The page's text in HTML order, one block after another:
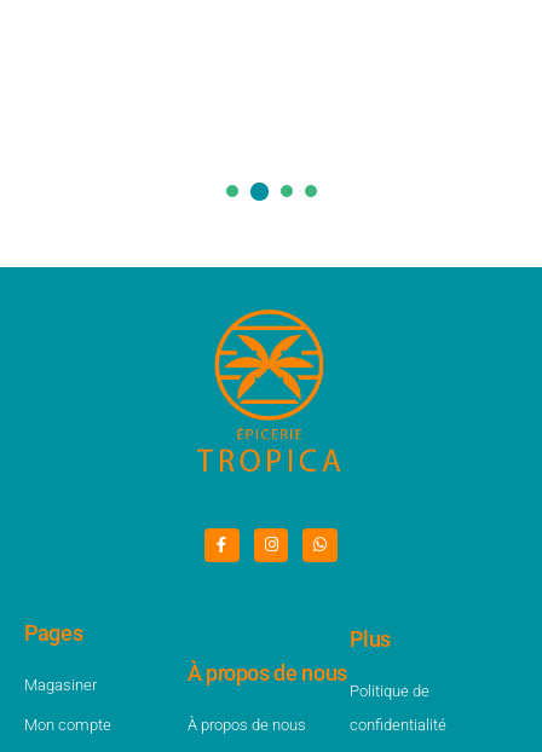
Pages
Magasiner
Mon compte
À propos de nous
À propos de nous
Plus
Politique de
confidentialité